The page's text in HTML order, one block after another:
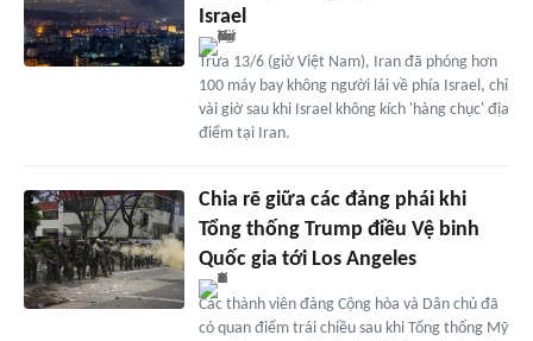
Israel
Trưa 13/6 (giờ Việt Nam), Iran đã phóng hơn
100 máy bay không người lái về phía Israel, chỉ
vài giờ sau khi Israel không kích 'hàng chục' địa
điểm tại Iran.
Chia rẽ giữa các đảng phái khi
Tổng thống Trump điều Vệ binh
Quốc gia tới Los Angeles
Các thành viên đảng Cộng hòa và Dân chủ đã
có quan điểm trái chiều sau khi Tổng thống Mỹ